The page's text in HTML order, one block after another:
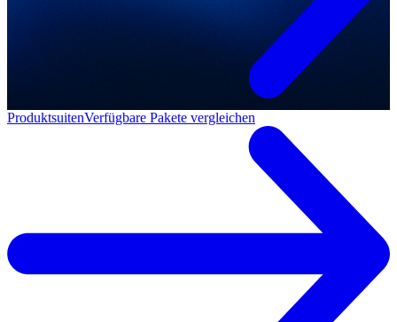
ProduktsuitenVerfügbare Pakete vergleichen